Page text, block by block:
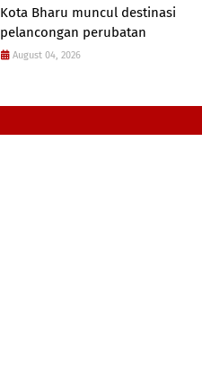
Kota Bharu muncul destinasi
pelancongan perubatan
August 04, 2026